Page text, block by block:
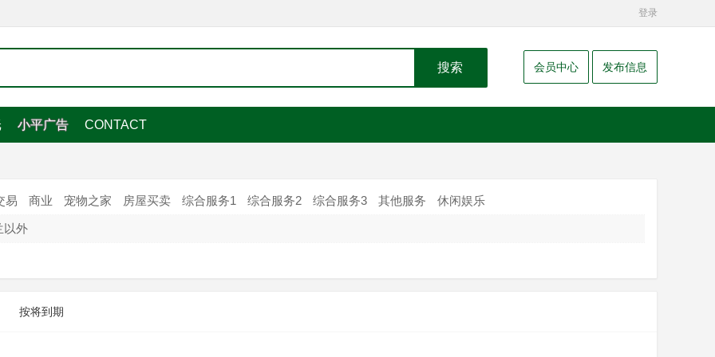
登录
搜索 会员中心 发布信息
小平广告 CONTACT
易 商业 宠物之家 房屋买卖 综合服务1 综合服务2 综合服务3 其他服务 休闲娱乐
以外
按将到期